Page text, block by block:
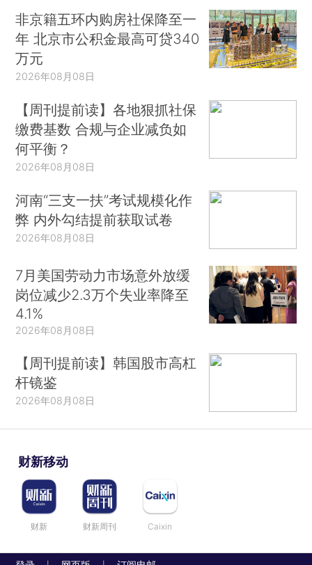
非京籍五环内购房社保降至一
年 北京市公积金最高可贷340
万元
2026年08月08日
【周刊提前读】各地狠抓社保
缴费基数 合规与企业减负如
何平衡？
2026年08月08日
河南“三支一扶”考试规模化作
弊 内外勾结提前获取试卷
2026年08月08日
7月美国劳动力市场意外放缓
岗位减少2.3万个失业率降至
4.1%
2026年08月08日
【周刊提前读】韩国股市高杠
杆镜鉴
2026年08月08日
财新移动
财新 财新周刊 Caixin